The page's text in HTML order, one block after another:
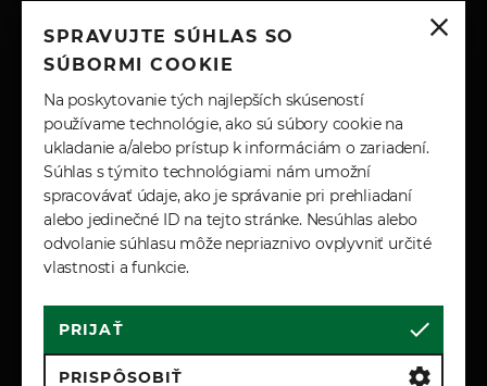
SPRAVUJTE SÚHLAS SO
SÚBORMI COOKIE
Na poskytovanie tých najlepších skúseností
používame technológie, ako sú súbory cookie na
ukladanie a/alebo prístup k informáciám o zariadení.
Súhlas s týmito technológiami nám umožní
spracovávať údaje, ako je správanie pri prehliadaní
alebo jedinečné ID na tejto stránke. Nesúhlas alebo
odvolanie súhlasu môže nepriaznivo ovplyvniť určité
vlastnosti a funkcie.
PRIJAŤ
PRISPÔSOBIŤ
PO – PIA: 8:00 - 17:00
SOBOTA: ZATVORENÉ
NEDEĽA: ZATVORENÉ
+421 904 743 617
SERVIS@JPAUTO.SK
FACEBOOK
LINKEDIN
YOUTUBE